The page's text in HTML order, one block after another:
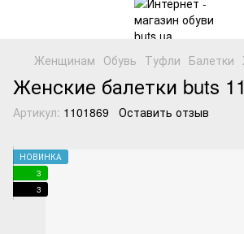
Женщинам Обувь Туфли Балетки
Женские балетки buts
Артикул: 1101869 Оставить отзыв
НОВИНКА
3
3